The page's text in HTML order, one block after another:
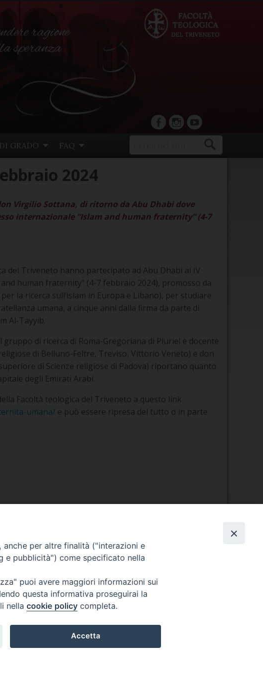
ragione
speranza
facebookInstagram
YouTube
GRADO FAQ
2024
Virgilio Sottana, di ritorno da Abu Dhabi dove
internazionale “Islam and human fraternity” (4-7
del Triveneto hanno partecipato ad Abu Dhabi al IV
human fraternity” (4-7 febbraio 2024), promosso da
la ricerca sull’islam in Europa e Libano), per studiare
umana, a cinque anni dalla firma da parte di
Al-Tayyib.
di ricerca di Roma-Gregoriana di Pluriel e docente
di Belluno-Feltre, Treviso, Vittorio Veneto) e don
di Scienze religiose di Padova) riportano quanto
degli Emirati Arabi.
Facoltà teologica del Triveneto a questo link
umana/ e può essere ripresa del tutto o in parte
per altre finalità ("interazioni e
e pubblicità") come specificato nella
puoi avere maggiori informazioni sui
questa informativa proseguirai la
nella cookie policy completa.
Accetta